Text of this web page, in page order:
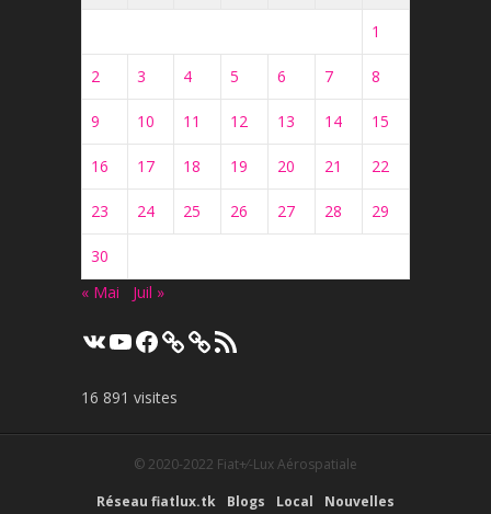
1
2 3 4 5 6 7 8
9 10 11 12 13 14 15
16 17 18 19 20 21 22
23 24 25 26 27 28 29
30
« Mai
Juil »
VK YouTube
Facebook Flux
RSS
16 891 visites
© 2020-2022 Fiat+⁄-Lux Aérospatiale
Réseau fiatlux.tk
Blogs Local Nouvelles